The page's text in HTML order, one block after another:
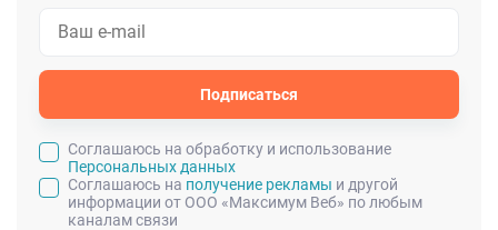
Подписаться
Cоглашаюсь на обработку и использование
Персональных данных
Соглашаюсь на получение рекламы и другой
информации от ООО «Максимум Веб» по любым
каналам связи